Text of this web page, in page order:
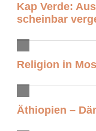
Kap Verde:
scheinbar
Religion in
Äthiopien –